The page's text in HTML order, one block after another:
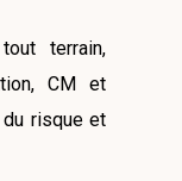
terrain,
CM et
du risque et